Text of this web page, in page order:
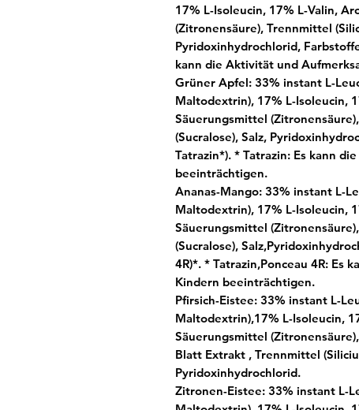
17% L-Isoleucin, 17% L-Valin,
(Zitronensäure), Trennmittel
Pyridoxinhydrochlorid,
kann die Aktivität und
Grüner Apfel: 33% instant L-
Maltodextrin), 17% L-Isoleucin,
Säuerungsmittel
(Sucralose), Salz,
Tatrazin*). * Tatrazin: Es kann
beeinträchtigen.
Ananas-Mango: 33% instant L-
Maltodextrin), 17% L-Isoleucin,
Säuerungsmittel
(Sucralose),
4R)*. * Tatrazin,Ponceau 4R: Es
Kindern beeinträchtigen.
Pfirsich-Eistee: 33% instant L-
Maltodextrin),17% L-Isoleucin,
Säuerungsmittel
Blatt Extrakt , Trennmittel
Pyridoxinhydrochlorid.
Zitronen-Eistee: 33% instant L-